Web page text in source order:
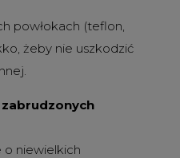
powłokach (teflon,
żeby nie uszkodzić
o niewielkich